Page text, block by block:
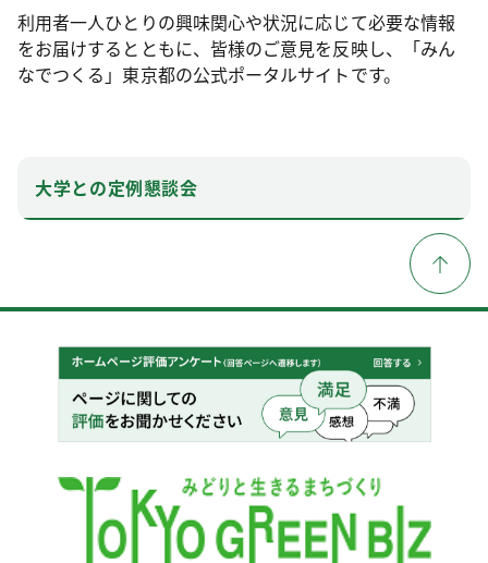
利用者一人ひとりの興味関心や状況に応じて必要な情報
をお届けするとともに、皆様のご意見を反映し、「みん
なでつくる」東京都の公式ポータルサイトです。
大学との定例懇談会